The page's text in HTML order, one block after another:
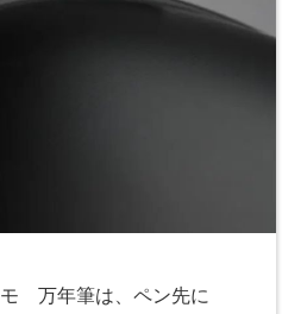
万年筆は、ペン先に